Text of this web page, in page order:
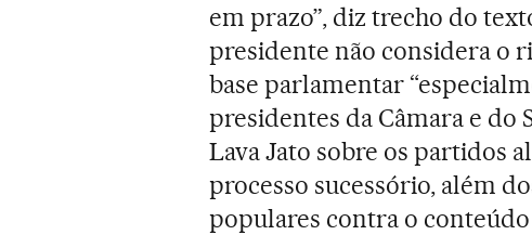
em prazo”, diz trecho do
presidente não considera o
base parlamentar
presidentes da Câmara e do
Lava Jato sobre os partidos
processo sucessório, além
populares contra o conteúdo